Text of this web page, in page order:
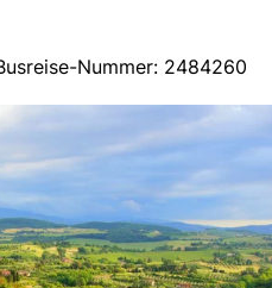
Nummer: 2484260